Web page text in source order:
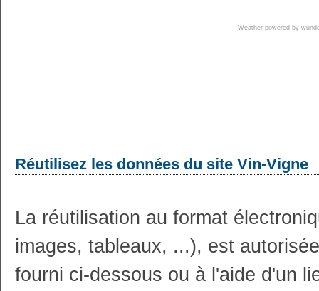
Weather powered by
Réutilisez les données du site Vin-Vigne
La réutilisation au format
images, tableaux, ...), est
fourni ci-dessous ou à l'aide d'un